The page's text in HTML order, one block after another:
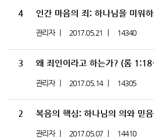
4
관리자 2017.05.21 14340
3 왜 죄인이라고 하는가? (롬
관리자 2017.05.14 14305
2
관리자 2017.05.07 14410